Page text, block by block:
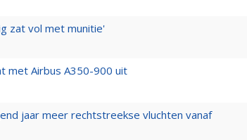
zat vol met munitie'
met Airbus A350-900 uit
jaar meer rechtstreekse vluchten vanaf